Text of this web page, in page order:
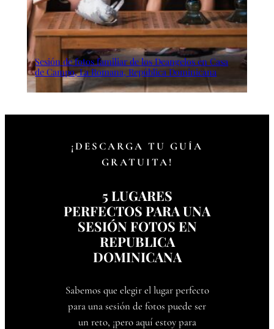
Sesión de fotos familiar de los Deangelos en Casa
de Campo, La Romana, República Dominicana
¡DESCARGA TU GUÍA
GRATUITA!
5 LUGARES
PERFECTOS PARA UNA
SESIÓN FOTOS EN
REPUBLICA
DOMINICANA
Sabemos que elegir el lugar perfecto
para una sesión de fotos puede ser
un reto, ¡pero aquí estoy para